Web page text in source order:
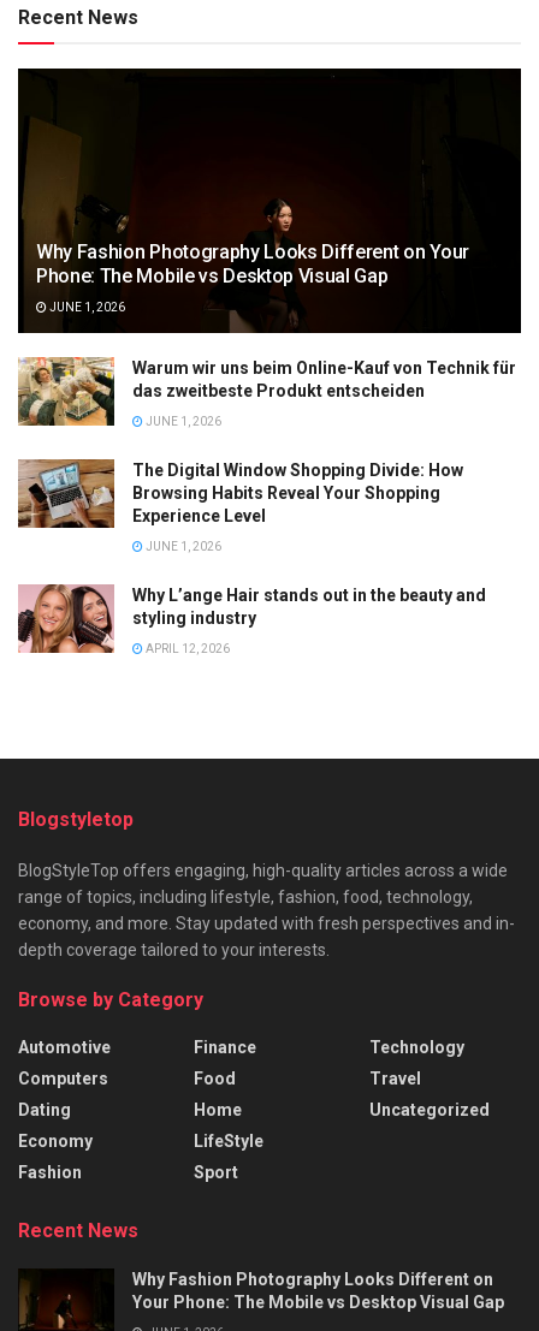
Recent News
Why Fashion Photography Looks Different on Your
Phone: The Mobile vs Desktop Visual Gap
JUNE 1, 2026
Warum wir uns beim Online-Kauf von Technik für
das zweitbeste Produkt entscheiden
JUNE 1, 2026
The Digital Window Shopping Divide: How
Browsing Habits Reveal Your Shopping
Experience Level
JUNE 1, 2026
Why L’ange Hair stands out in the beauty and
styling industry
APRIL 12, 2026
Blogstyletop
BlogStyleTop offers engaging, high-quality articles across a wide
range of topics, including lifestyle, fashion, food, technology,
economy, and more. Stay updated with fresh perspectives and in-
depth coverage tailored to your interests.
Browse by Category
Automotive
Computers
Dating
Economy
Fashion
Finance
Food
Home
LifeStyle
Sport
Technology
Travel
Uncategorized
Recent News
Why Fashion Photography Looks Different on
Your Phone: The Mobile vs Desktop Visual Gap